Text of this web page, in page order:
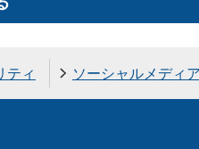
ティ ソーシャルメディ